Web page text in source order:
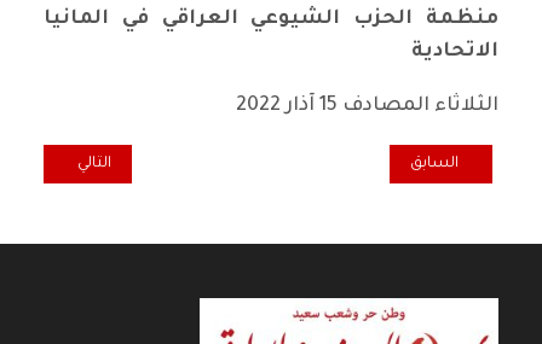
منظمة الحزب الشيوعي العراقي في المانيا
الاتحادية
الثلاثاء المصادف 15 آذار 2022
المقال السابق: منظمة الحزب في الجمهورية التشيكية تنعى الصديق
السابق المقال التالي:
التالي